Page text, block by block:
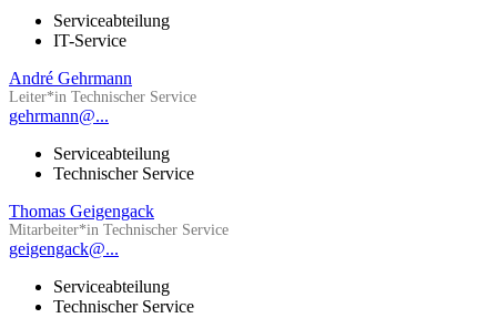
Serviceabteilung
IT-Service
André Gehrmann
Leiter*in Technischer Service
gehrmann@...
Serviceabteilung
Technischer Service
Thomas Geigengack
Mitarbeiter*in Technischer Service
geigengack@...
Serviceabteilung
Technischer Service